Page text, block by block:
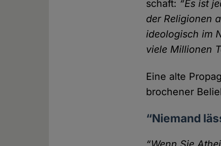
schaft: “Es ist
der Religionen
ideologisch im
viele Millionen
Eine alte
brochener
“Niemand